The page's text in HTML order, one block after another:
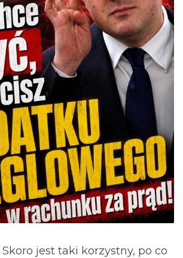
Skoro jest taki korzystny, po co